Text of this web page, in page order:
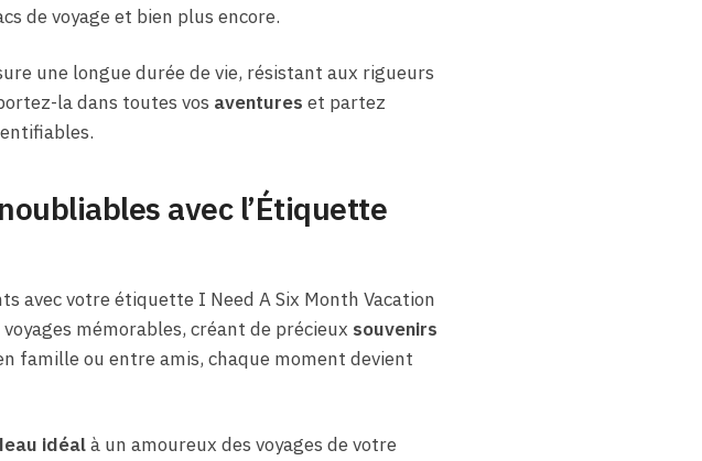
de voyage et bien plus encore.
une longue durée de vie, résistant aux rigueurs
la dans toutes vos aventures et partez
avec l’Étiquette
avec votre étiquette I Need A Six Month Vacation
mémorables, créant de précieux souvenirs
famille ou entre amis, chaque moment devient
idéalà un amoureux des voyages de votre